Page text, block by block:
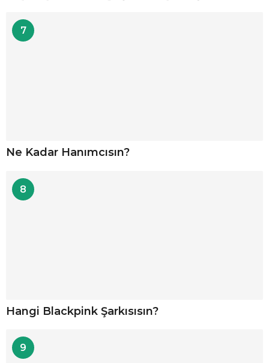
7
Ne Kadar Hanımcısın?
8
Hangi Blackpink Şarkısısın?
9